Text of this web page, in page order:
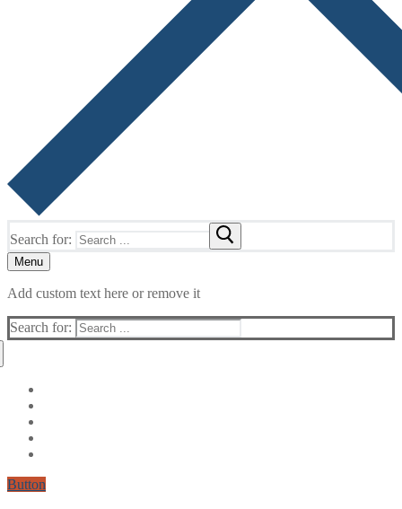
Search for:
Menu
Add custom text here or remove it
Search for:
Button